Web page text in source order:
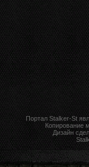
Портал Stalker-St
Копирование
Дизайн